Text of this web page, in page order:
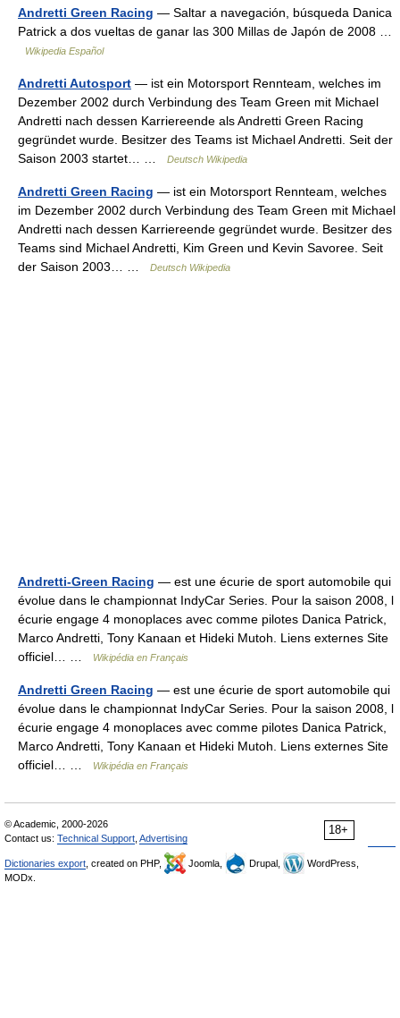
Andretti Green Racing — Saltar a navegación, búsqueda Danica
Patrick a dos vueltas de ganar las 300 Millas de Japón de 2008 …
Wikipedia Español
Andretti Autosport — ist ein Motorsport Rennteam, welches im
Dezember 2002 durch Verbindung des Team Green mit Michael
Andretti nach dessen Karriereende als Andretti Green Racing
gegründet wurde. Besitzer des Teams ist Michael Andretti. Seit der
Saison 2003 startet… …
Deutsch Wikipedia
Andretti Green Racing — ist ein Motorsport Rennteam, welches
im Dezember 2002 durch Verbindung des Team Green mit Michael
Andretti nach dessen Karriereende gegründet wurde. Besitzer des
Teams sind Michael Andretti, Kim Green und Kevin Savoree. Seit
der Saison 2003… …
Deutsch Wikipedia
Andretti-Green Racing — est une écurie de sport automobile qui
évolue dans le championnat IndyCar Series. Pour la saison 2008, l
écurie engage 4 monoplaces avec comme pilotes Danica Patrick,
Marco Andretti, Tony Kanaan et Hideki Mutoh. Liens externes Site
officiel… …
Wikipédia en Français
Andretti Green Racing — est une écurie de sport automobile qui
évolue dans le championnat IndyCar Series. Pour la saison 2008, l
écurie engage 4 monoplaces avec comme pilotes Danica Patrick,
Marco Andretti, Tony Kanaan et Hideki Mutoh. Liens externes Site
officiel… …
Wikipédia en Français
18+
© Academic, 2000-2026
Contact us: Technical Support Advertising
Dictionaries export , created on PHP, Joomla, Drupal,
WordPress,
MODx.